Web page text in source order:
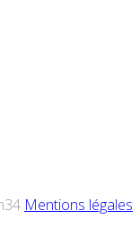
Mentions légales